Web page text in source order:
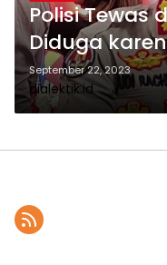
Polisi Tewas
Diduga
Bersihkan
September 22, 2023
dialektik.id